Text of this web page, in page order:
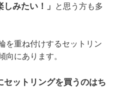
みたい！」 と思う方も多
を重ね付けするセットリン
向にあります。
セットリングを買うのはち